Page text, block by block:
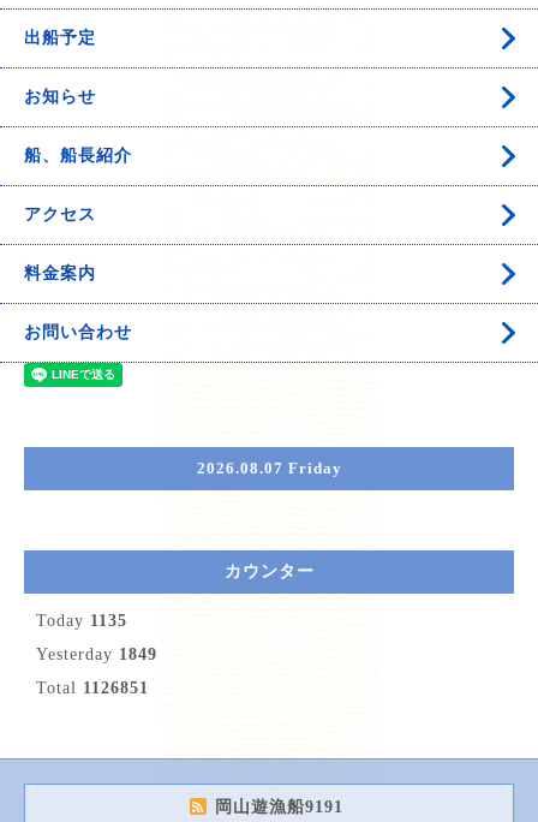
出船予定
お知らせ
船、船長紹介
アクセス
料金案内
お問い合わせ
2026.08.07 Friday
カウンター
Today 1135
Yesterday 1849
Total 1126851
岡山遊漁船9191